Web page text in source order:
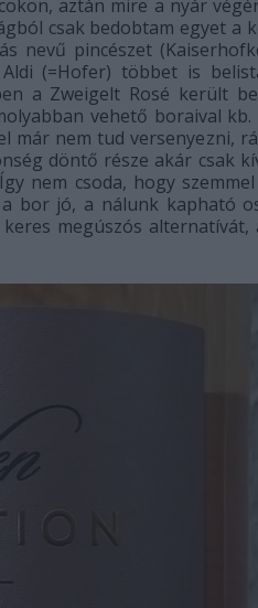
aztán mire a nyár
csak bedobtam egyet a
nevű pincészet
(=Hofer) többet is
a Zweigelt Rosé került
vehető boraival
már nem tud versenyezni,
döntő része akár csak
nem csoda, hogy
bor jó, a nálunk kapható
megúszós